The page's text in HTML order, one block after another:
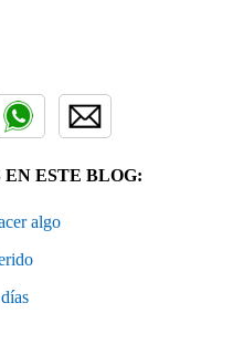
ESTE BLOG:
algo